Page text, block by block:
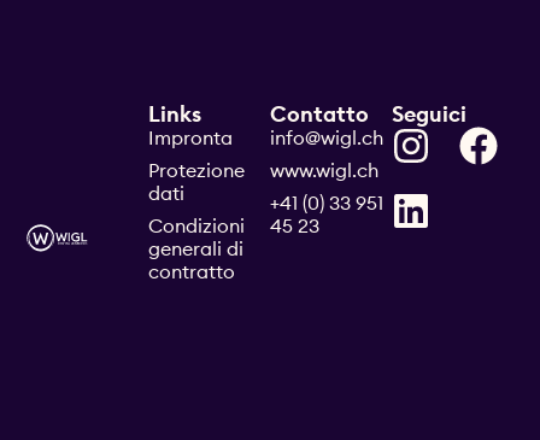
Contatto
info@wigl.ch
www.wigl.ch
+41 (0) 33 951
45 23
Links
Impronta
Protezione
dati
Condizioni
generali di
contratto
Seguici